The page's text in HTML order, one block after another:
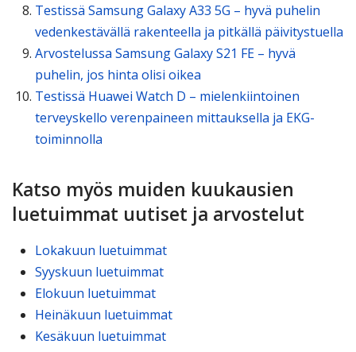
Testissä Samsung Galaxy A33 5G – hyvä puhelin
vedenkestävällä rakenteella ja pitkällä päivitystuella
Arvostelussa Samsung Galaxy S21 FE – hyvä
puhelin, jos hinta olisi oikea
Testissä Huawei Watch D – mielenkiintoinen
terveyskello verenpaineen mittauksella ja EKG-
toiminnolla
Katso myös muiden kuukausien
luetuimmat uutiset ja arvostelut
Lokakuun luetuimmat
Syyskuun luetuimmat
Elokuun luetuimmat
Heinäkuun luetuimmat
Kesäkuun luetuimmat